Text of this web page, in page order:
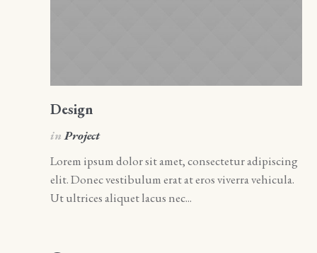
Design
inProject
Lorem ipsum dolor sit amet, consectetur adipiscing
elit. Donec vestibulum erat at eros viverra vehicula.
Ut ultrices aliquet lacus nec...